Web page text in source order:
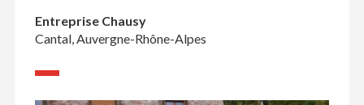
Entreprise Chausy
Cantal, Auvergne-Rhône-Alpes